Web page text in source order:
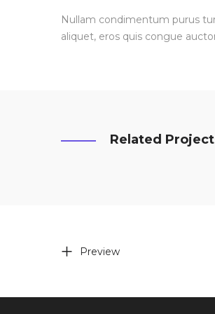
Nullam condimentum purus
aliquet, eros quis congue
Related
Preview